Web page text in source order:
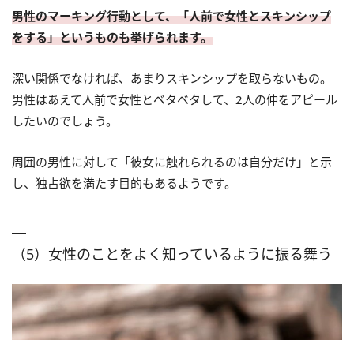
男性のマーキング行動として、「人前で女性とスキンシップ
をする」というものも挙げられます。
深い関係でなければ、あまりスキンシップを取らないもの。
男性はあえて人前で女性とベタベタして、2人の仲をアピール
したいのでしょう。
周囲の男性に対して「彼女に触れられるのは自分だけ」と示
し、独占欲を満たす目的もあるようです。
（5）女性のことをよく知っているように振る舞う